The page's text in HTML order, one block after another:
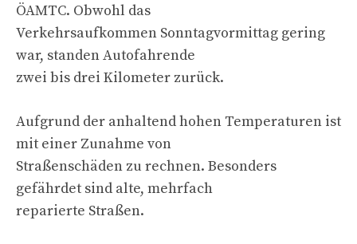
ÖAMTC. Obwohl das
Verkehrsaufkommen Sonntagvormittag gering
war, standen Autofahrende
zwei bis drei Kilometer zurück.
Aufgrund der anhaltend hohen Temperaturen ist
mit einer Zunahme von
Straßenschäden zu rechnen. Besonders
gefährdet sind alte, mehrfach
reparierte Straßen.